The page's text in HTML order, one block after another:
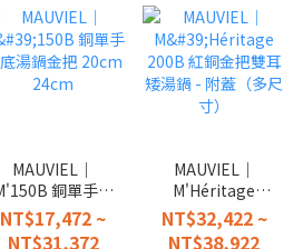
MAUVIEL｜
銅單手圓
底湯鍋金把
20cm 24cm
NT$17,472 ~
NT$31,372
MAUVIEL｜
M'Héritage
200B 紅銅金把雙
耳矮湯鍋 - 附蓋
NT$32,422 ~
NT$38,922